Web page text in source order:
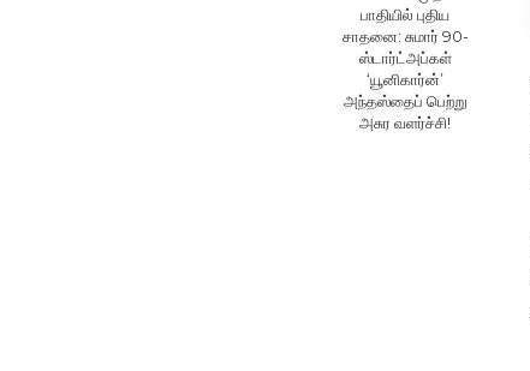
பாதியில் புதிய
சாதனை: சுமார் 90-
ஸ்டார்ட்அப்கள்
‘யூனிகார்ன்’
அந்தஸ்தைப் பெற்று
அசுர வளர்ச்சி!